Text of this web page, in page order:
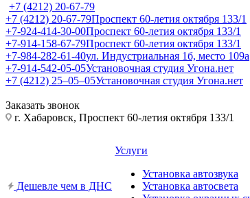
+7 (4212) 20-67-79
+7 (4212) 20-67-79Проспект 60-летия октября 133/1
+7-924-414-30-00Проспект 60-летия октября 133/1
+7-914-158-67-79Проспект 60-летия октября 133/1
+7-984-282-61-40ул. Индустриальная 1б, место 109а
+7-914-542-05-05Установочная студия Угона.нет
+7 (4212) 25‒05‒05Установочная студия Угона.нет
Заказать звонок
г. Хабаровск, Проспект 60-летия октября 133/1
Дешевле чем в ДНС
Услуги
Установка автозвука
Установка автосвета